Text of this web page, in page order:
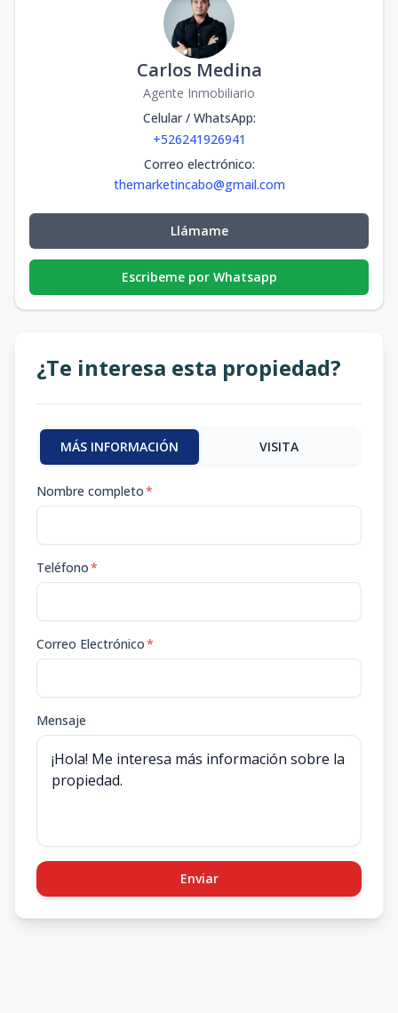
Carlos Medina
Agente Inmobiliario
Celular / WhatsApp:
+526241926941
Correo electrónico:
themarketincabo@gmail.com
Llámame
Escribeme por Whatsapp
¿Te interesa esta propiedad?
MÁS INFORMACIÓN VISITA
Nombre completo*
Teléfono*
Correo Electrónico*
Mensaje
Enviar